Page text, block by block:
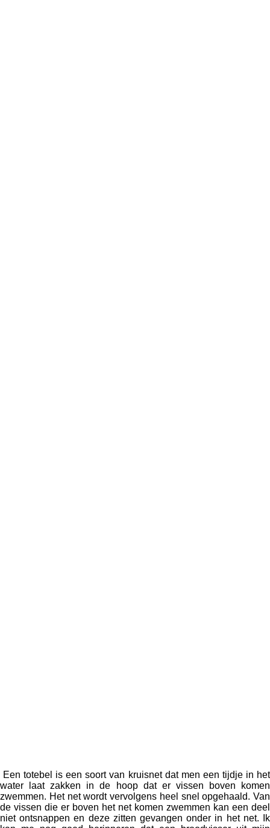
Een totebel is een soort van kruisnet dat men een tijdje in het
water laat zakken in de hoop dat er vissen boven komen
zwemmen. Het net wordt vervolgens heel snel opgehaald. Van
de vissen die er boven het net komen zwemmen kan een deel
niet ontsnappen en deze zitten gevangen onder in het net. Ik